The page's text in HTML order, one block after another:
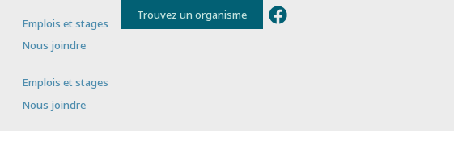
Emplois et stages
Nous joindre
Emplois et stages
Nous joindre
Trouvez un organisme